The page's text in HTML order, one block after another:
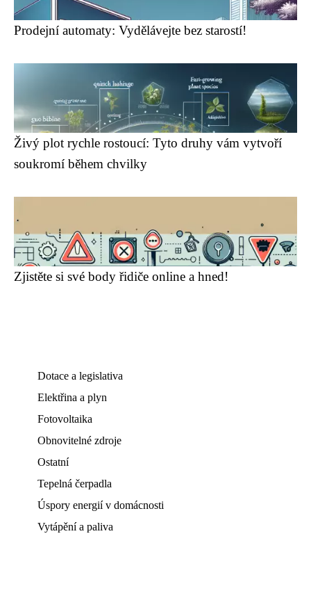
Prodejní automaty: Vydělávejte bez starostí!
Živý plot rychle rostoucí: Tyto druhy vám vytvoří
soukromí během chvilky
Zjistěte si své body řidiče online a hned!
Dotace a legislativa
Elektřina a plyn
Fotovoltaika
Obnovitelné zdroje
Ostatní
Tepelná čerpadla
Úspory energií v domácnosti
Vytápění a paliva